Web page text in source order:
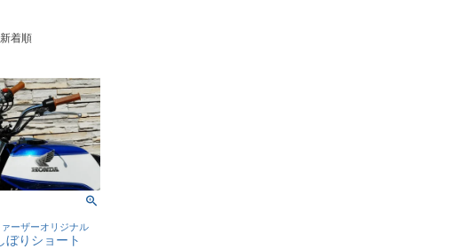
新着順
ーザーオリジナル
ぼりショート